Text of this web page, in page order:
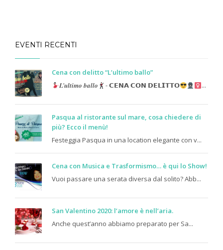
EVENTI RECENTI
Cena con delitto “L’ultimo ballo”
𝑳’𝒖𝒍𝒕𝒊𝒎𝒐 𝒃𝒂𝒍𝒍𝒐
- 𝗖𝗘𝗡𝗔 𝗖𝗢𝗡 𝗗𝗘𝗟𝗜𝗧𝗧𝗢 ...
Pasqua al ristorante sul mare, cosa chiedere di
più? Ecco il menù!
Festeggia Pasqua in una location elegante con v...
Cena con Musica e Trasformismo… è qui lo Show!
Vuoi passare una serata diversa dal solito? Abb...
San Valentino 2020: l’amore è nell’aria.
Anche quest’anno abbiamo preparato per Sa...